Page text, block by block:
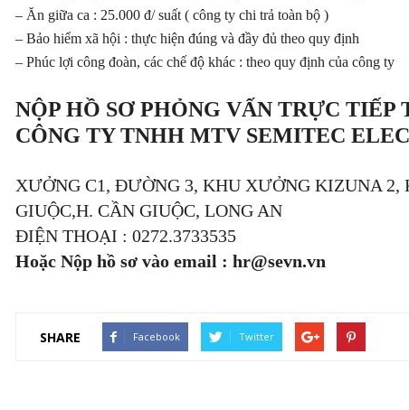
– Ăn giữa ca : 25.000 đ/ suất ( công ty chi trả toàn bộ )
– Bảo hiểm xã hội : thực hiện đúng và đầy đủ theo quy định
– Phúc lợi công đoàn, các chế độ khác : theo quy định của công ty
NỘP HỒ SƠ PHỎNG VẤN TRỰC TIẾP
CÔNG TY TNHH MTV SEMITEC
XƯỞNG C1, ĐƯỜNG 3, KHU XƯỞNG KIZUNA
GIUỘC,H. CẦN GIUỘC, LONG AN
ĐIỆN THOẠI : 0272.3733535
Hoặc Nộp hồ sơ vào email : hr@sevn.vn
SHARE Facebook Twitter